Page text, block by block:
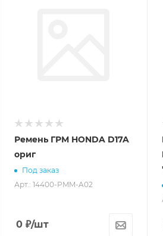
Ремень ГРМ HONDA D17A
ориг
Под заказ
Арт.: 14400-PMM-A02
0 ₽/шт